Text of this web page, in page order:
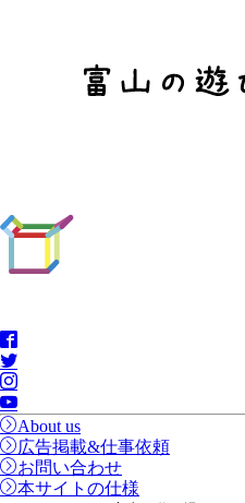
About us
広告掲載&仕事依頼
お問い合わせ
本サイトの仕様